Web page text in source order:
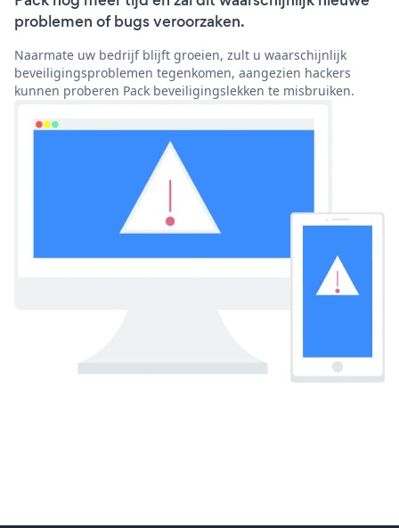
problemen of bugs veroorzaken.
Naarmate uw bedrijf blijft groeien, zult u waarschijnlijk
beveiligingsproblemen tegenkomen, aangezien hackers
kunnen proberen Pack beveiligingslekken te misbruiken.